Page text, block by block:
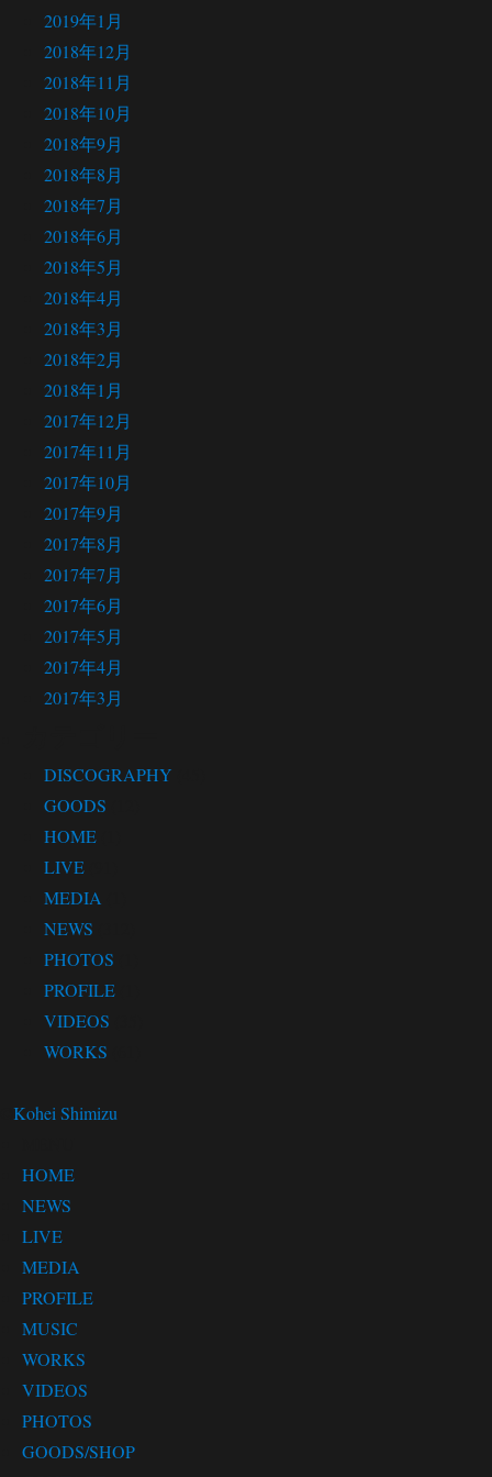
2019年1月
2018年12月
2018年11月
2018年10月
2018年9月
2018年8月
2018年7月
2018年6月
2018年5月
2018年4月
2018年3月
2018年2月
2018年1月
2017年12月
2017年11月
2017年10月
2017年9月
2017年8月
2017年7月
2017年6月
2017年5月
2017年4月
2017年3月
DISCOGRAPHY
GOODS
HOME
LIVE
MEDIA
NEWS
PHOTOS
PROFILE
VIDEOS
WORKS
Kohei Shimizu
HOME
NEWS
LIVE
MEDIA
PROFILE
MUSIC
WORKS
VIDEOS
PHOTOS
GOODS/SHOP